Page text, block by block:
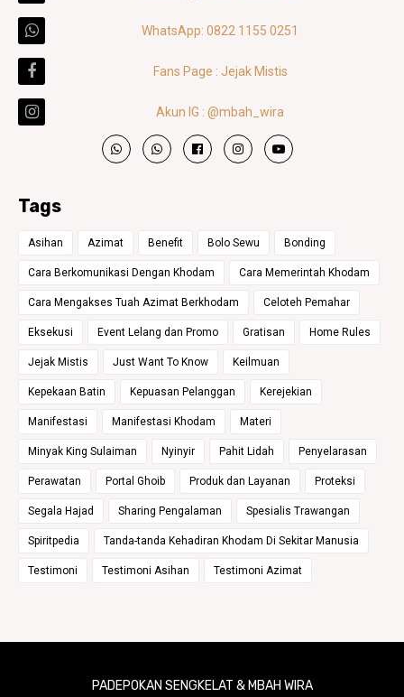
WhatsApp: 0822 1155 0251
Fans Page : Jejak Mistis
Akun IG : @mbah_wira
Tags
Asihan Azimat Benefit Bolo Sewu Bonding
Cara Berkomunikasi Dengan Khodam Cara Memerintah Khodam
Cara Mengakses Tuah Azimat Berkhodam Celoteh Pemahar
Eksekusi Event Lelang dan Promo Gratisan Home Rules
Jejak Mistis Just Want To Know Keilmuan
Kepekaan Batin Kepuasan Pelanggan Kerejekian
Manifestasi Manifestasi Khodam Materi
Minyak King Sulaiman Nyinyir Pahit Lidah Penyelarasan
Perawatan Portal Ghoib Produk dan Layanan Proteksi
Segala Hajad Sharing Pengalaman Spesialis Trawangan
Spiritpedia Tanda-tanda Kehadiran Khodam Di Sekitar Manusia
Testimoni Testimoni Asihan Testimoni Azimat
PADEPOKAN SENGKELAT & MBAH WIRA